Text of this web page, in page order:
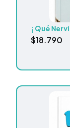
¡ Qué
$18.790